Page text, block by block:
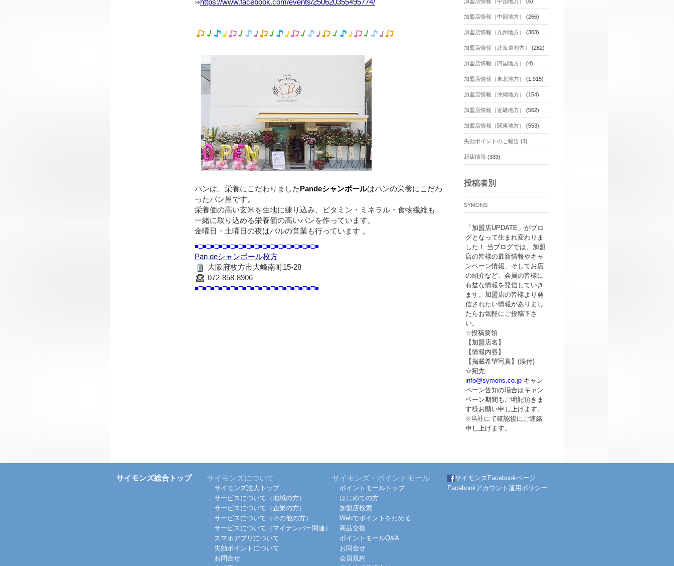
⇒https://www.facebook.com/events/250620355495774/
パンは、栄養にこだわりました Pandeシャンボールはパンの栄養にこだわ
ったパン屋です。
栄養価の高い玄米を生地に練り込み、ビタミン・ミネラル・食物繊維も
一緒に取り込める栄養価の高いパンを作っています。
金曜日・土曜日の夜はバルの営業も行っています 。
■□■□■□■□■□■□■□■□■□■□■□■□■□■□■□■
Pan deシャンボール枚方
大阪府枚方市大峰南町15-28
072-858-8906
■□■□■□■□■□■□■□■□■□■□■□■□■□■□■□■
加盟店情報（中部地方） (266)
加盟店情報（九州地方） (303)
加盟店情報（北海道地方） (262)
加盟店情報（四国地方） (4)
加盟店情報（東北地方） (1,915)
加盟店情報（沖縄地方） (154)
加盟店情報（近畿地方） (562)
加盟店情報（関東地方） (553)
失効ポイントのご報告(1)
新店情報 (339)
投稿者別
SYMONS
「加盟店UPDATE」がブロ
グとなって生まれ変わりま
した！ 当ブログでは、加盟
店の皆様の最新情報やキャ
ンペーン情報、そしてお店
の紹介など、会員の皆様に
有益な情報を発信していき
ます。加盟店の皆様より発
信されたい情報がありまし
たらお気軽にご投稿下さ
い。
☆投稿要領
【加盟店名】
【情報内容】
【掲載希望写真】(添付)
☆宛先
info@symons.co.jpキャン
ペーン告知の場合はキャン
ペーン期間もご明記頂きま
す様お願い申し上げます。
※当社にて確認後にご連絡
申し上げます。
サイモンズ総合トップ サイモンズについて
サイモンズ法人トップ
サービスについて（地域の方）
サービスについて（企業の方）
サービスについて（その他の方）
サービスについて（マイナンバー関連）
スマホアプリについて
失効ポイントについて
お問合せ
サイモンズ・ポイントモール
ポイントモールトップ
はじめての方
加盟店検索
Webでポイントをためる
商品交換
ポイントモールQ&A
お問合せ
会員規約
サイモンズFacebookページ
Facebookアカウント運用ポリシー